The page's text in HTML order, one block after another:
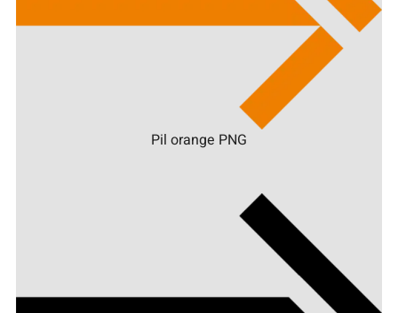
Pil orange PNG